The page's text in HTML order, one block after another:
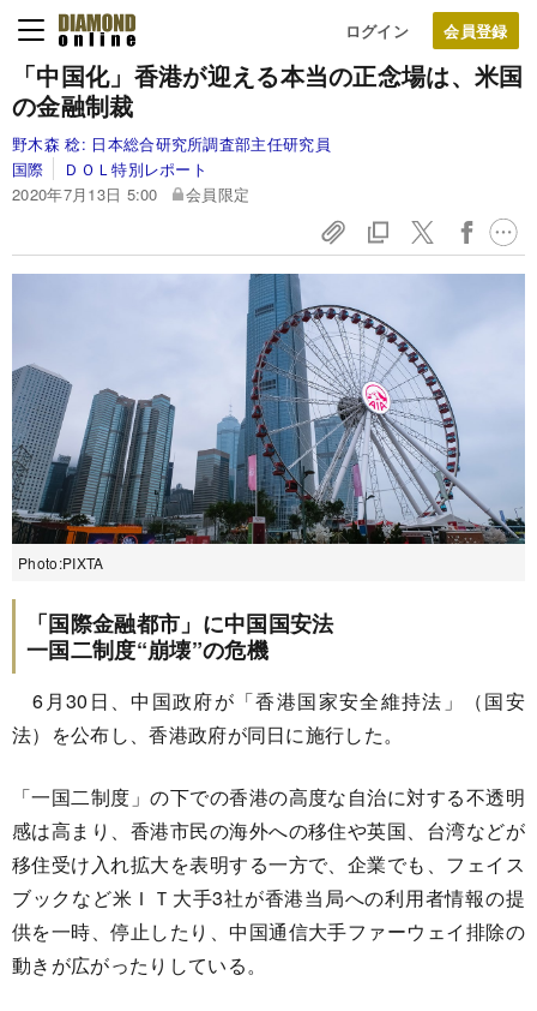
ログイン
「中国化」香港が迎える本当の正念場は、米国
の金融制裁
野木森 稔: 日本総合研究所調査部主任研究員
国際
ＤＯＬ特別レポート
2020年7月13日 5:00
会員限定
Photo:PIXTA
「国際金融都市」に中国国安法
一国二制度“崩壊”の危機
6月30日、中国政府が「香港国家安全維持法」（国安
法）を公布し、香港政府が同日に施行した。
「一国二制度」の下での香港の高度な自治に対する不透明
感は高まり、香港市民の海外への移住や英国、台湾などが
移住受け入れ拡大を表明する一方で、企業でも、フェイス
ブックなど米ＩＴ大手3社が香港当局への利用者情報の提
供を一時、停止したり、中国通信大手ファーウェイ排除の
動きが広がったりしている。